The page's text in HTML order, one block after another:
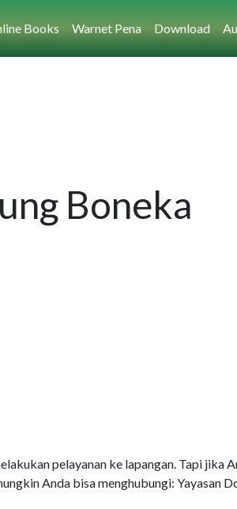
Books Warnet Pena Download
Boneka
pelayanan ke lapangan. Tapi jika
Anda bisa menghubungi: Yayasan